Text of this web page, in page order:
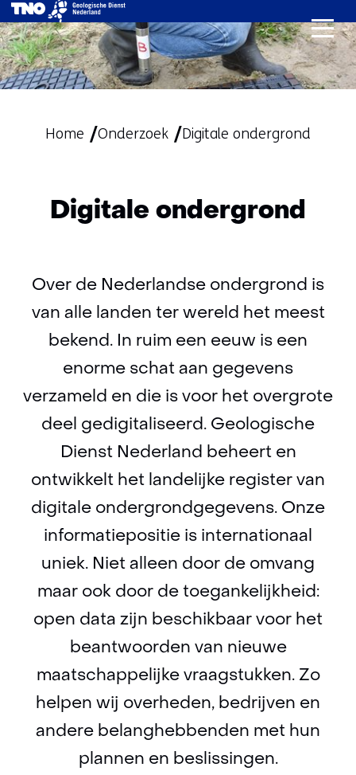
Ga
naar
de
inhoud
Home Onderzoek Digitale ondergrond
Digitale ondergrond
Over de Nederlandse ondergrond is
van alle landen ter wereld het meest
bekend. In ruim een eeuw is een
enorme schat aan gegevens
verzameld en die is voor het overgrote
deel gedigitaliseerd. Geologische
Dienst Nederland beheert en
ontwikkelt het landelijke register van
digitale ondergrondgegevens. Onze
informatiepositie is internationaal
uniek. Niet alleen door de omvang
maar ook door de toegankelijkheid:
open data zijn beschikbaar voor het
beantwoorden van nieuwe
maatschappelijke vraagstukken. Zo
helpen wij overheden, bedrijven en
andere belanghebbenden met hun
plannen en beslissingen.